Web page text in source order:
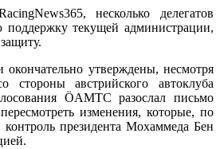
несколько делегатов
поддержку текущей администрации,
утверждены, несмотря
австрийского автоклуба
ÖAMTC разослал письмо
изменения, которые, по
президента Мохаммеда Бен